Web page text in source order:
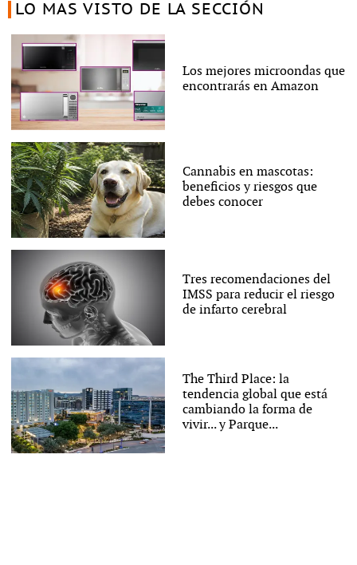
LO MAS VISTO DE LA SECCIÓN
Los mejores microondas que
encontrarás en Amazon
Cannabis en mascotas:
beneficios y riesgos que
debes conocer
Tres recomendaciones del
IMSS para reducir el riesgo
de infarto cerebral
The Third Place: la
tendencia global que está
cambiando la forma de
vivir... y Parque...